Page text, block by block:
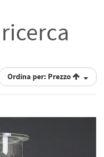
Ordina per: Prezzo